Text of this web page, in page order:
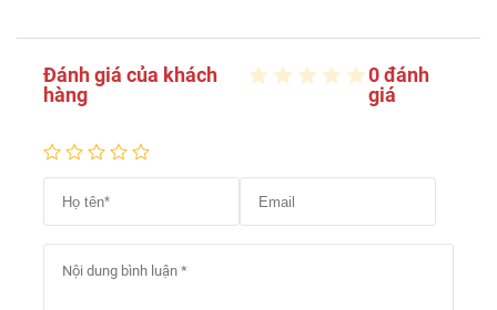
Đánh giá của khách
hàng
0 đánh
giá